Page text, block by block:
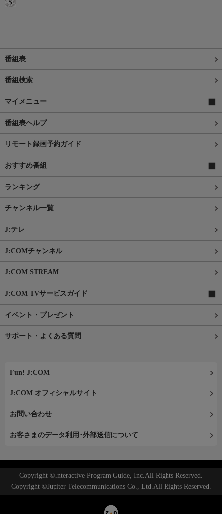
番組表
番組検索
マイメニュー
番組表ヘルプ
リモート録画予約ガイド
おすすめ番組
ランキング
チャンネル一覧
J:テレ
J:COMチャンネル
J:COM STREAM
J:COM TVサービスガイド
イベント・プレゼント
サポート・よくある質問
Fun! J:COM
J:COM オフィシャルサイト
お問い合わせ
お客さまのデータ利用･外部送信について
Copyright ©Interactive Program Guide, Inc.All Rights Reserved.
Copyright ©Jupiter Telecommunications Co., Ltd.All Rights Reserved.